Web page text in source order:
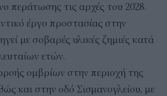
περάτωσης τις αρχές του 2028.
έργο προστασίας στην
με σοβαρές υλικές ζημιές κατά
ετών.
ομβρίων στην περιοχή της
και στην οδό Σισμανογλείου, με